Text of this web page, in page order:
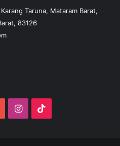
Taruna, Mataram Barat,
83126
Instagram